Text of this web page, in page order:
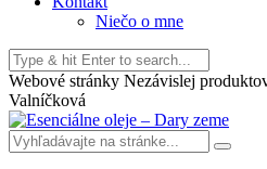
Niečo o mne
Webové stránky Nezávislej
Valníčková